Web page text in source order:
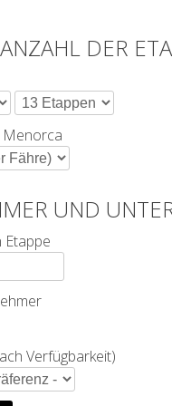
DER
Menorca
UND
Etappe
Verfügbarkeit)